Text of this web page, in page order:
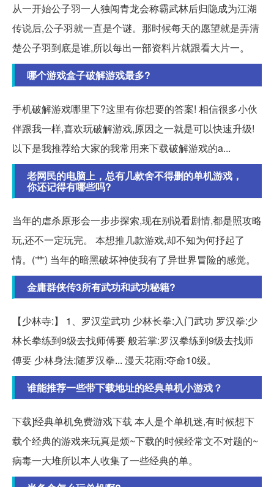
从一开始公子羽一人独闯青龙会称霸武林后归隐成为江湖
传说后,公子羽就一直是个谜。那时候每天的愿望就是弄清
楚公子羽到底是谁,所以每出一部资料片就跟看大片一。
哪个游戏盒子破解游戏最多?
手机破解游戏哪里下?这里有你想要的答案! 相信很多小伙
伴跟我一样,喜欢玩破解游戏,原因之一就是可以快速升级!
以下是我推荐给大家的我常用来下载破解游戏的a...
老网民的电脑上，总有几款舍不得删的单机游戏，
你还记得有哪些吗?
当年的虐杀原形会一步步探索,现在别说看剧情,都是照攻略
玩,还不一定玩完。 本想推几款游戏,却不知为何抒起了
情。(艹) 当年的暗黑破坏神使我有了异世界冒险的感觉。
金庸群侠传3所有武功和武功秘籍?
【少林寺:】 1、罗汉堂武功 少林长拳:入门武功 罗汉拳:少
林长拳练到9级去找师傅要 般若掌:罗汉拳练到9级去找师
傅要 少林身法:随罗汉拳... 漫天花雨:夺命10级。
谁能推荐一些带下载地址的经典单机小游戏？
下载]经典单机免费游戏下载 本人是个单机迷,有时候想下
载个经典的游戏来玩真是烦~下载的时候经常文不对题的~
病毒一大堆所以本人收集了一些经典的单。